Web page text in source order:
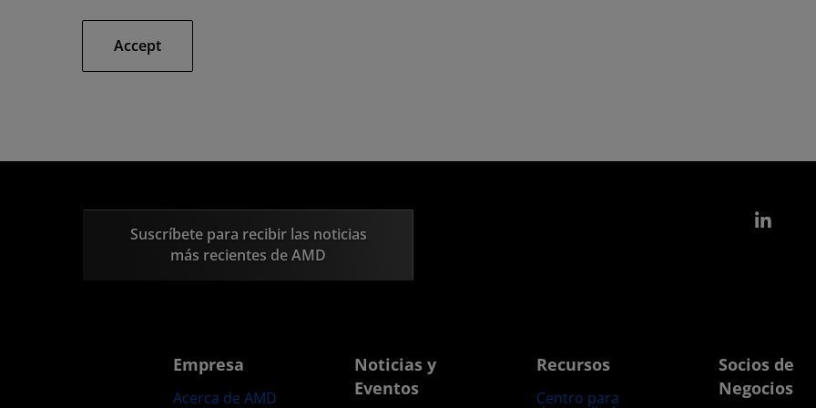
Accept
Suscríbete para recibir las noticias
más recientes de AMD
Empresa
Acerca de AMD
Noticias y
Eventos
Recursos
Centro para
Socios de
Negocios